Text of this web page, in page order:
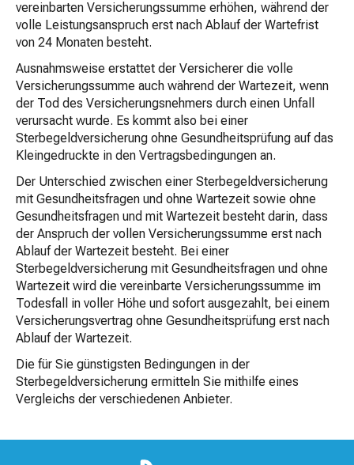
vereinbarten Versicherungssumme erhöhen, während der
volle Leistungsanspruch erst nach Ablauf der Wartefrist
von 24 Monaten besteht.
Ausnahmsweise erstattet der Versicherer die volle
Versicherungssumme auch während der Wartezeit, wenn
der Tod des Versicherungsnehmers durch einen Unfall
verursacht wurde. Es kommt also bei einer
Sterbegeldversicherung ohne Gesundheitsprüfung auf das
Kleingedruckte in den Vertragsbedingungen an.
Der Unterschied zwischen einer Sterbegeldversicherung
mit Gesundheitsfragen und ohne Wartezeit sowie ohne
Gesundheitsfragen und mit Wartezeit besteht darin, dass
der Anspruch der vollen Versicherungssumme erst nach
Ablauf der Wartezeit besteht. Bei einer
Sterbegeldversicherung mit Gesundheitsfragen und ohne
Wartezeit wird die vereinbarte Versicherungssumme im
Todesfall in voller Höhe und sofort ausgezahlt, bei einem
Versicherungsvertrag ohne Gesundheitsprüfung erst nach
Ablauf der Wartezeit.
Die für Sie günstigsten Bedingungen in der
Sterbegeldversicherung ermitteln Sie mithilfe eines
Vergleichs der verschiedenen Anbieter.